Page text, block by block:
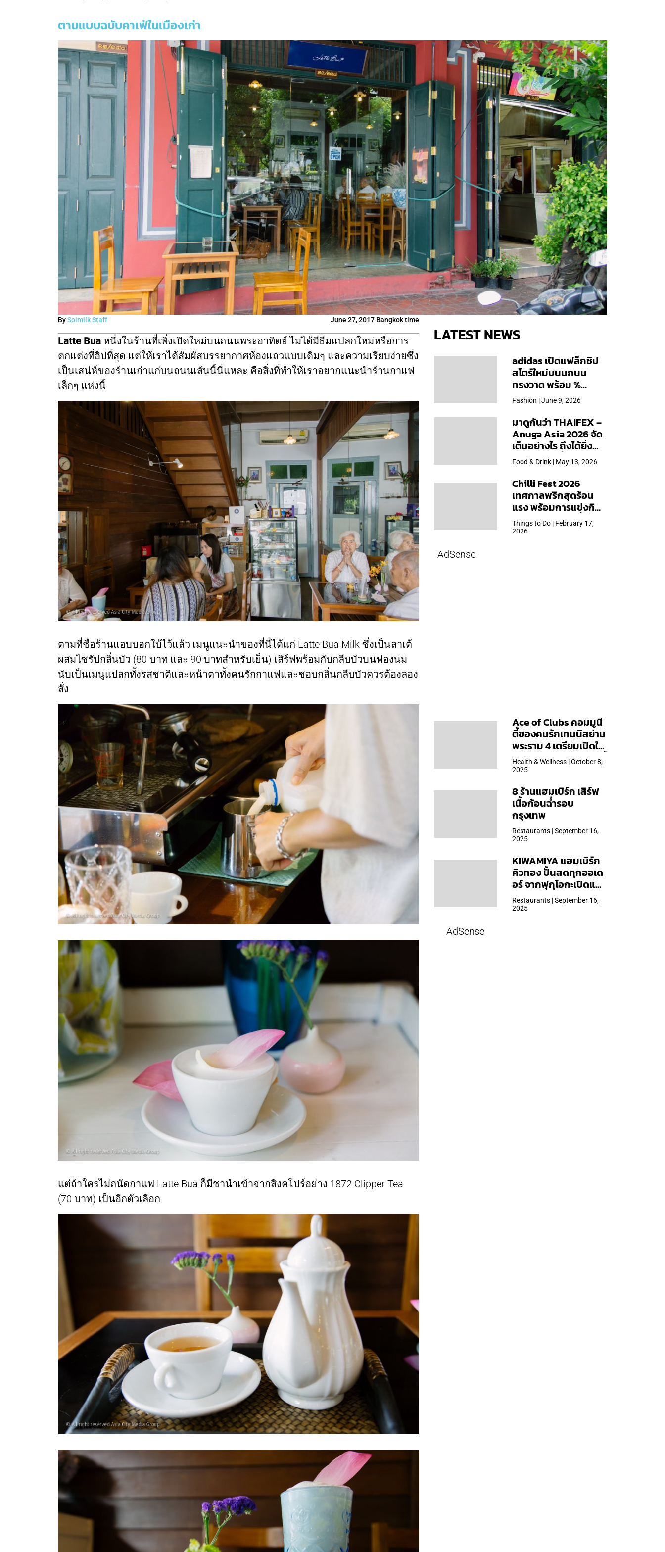
ตามแบบฉบับคาเฟ่ในเมืองเก่า
BySoimilk Staff June 27, 2017 Bangkok time
Latte Bua หนึ่งในร้านที่เพิ่งเปิดใหม่บนถนนพระอาทิตย์ ไม่ได้มีธีมแปลกใหม่หรือการ
ตกแต่งที่ฮิปที่สุด แต่ให้เราได้สัมผัสบรรยากาศห้องแถวแบบเดิมๆ และความเรียบง่ายซึ่ง
เป็นเสน่ห์ของร้านเก่าแก่บนถนนเส้นนี้นี่แหละ คือสิ่งที่ทำให้เราอยากแนะนำร้านกาแฟ
เล็กๆ แห่งนี้
ตามที่ชื่อร้านแอบบอกใบ้ไว้แล้ว เมนูแนะนำของที่นี่ได้แก่ Latte Bua Milk ซึ่งเป็นลาเต้
ผสมไซรัปกลิ่นบัว (80 บาท และ 90 บาทสำหรับเย็น) เสิร์ฟพร้อมกับกลีบบัวบนฟองนม
นับเป็นเมนูแปลกทั้งรสชาติและหน้าตาทั้งคนรักกาแฟและชอบกลิ่นกลีบบัวควรต้องลอง
สั่ง
แต่ถ้าใครไม่ถนัดกาแฟ Latte Bua ก็มีชานำเข้าจากสิงคโปร์อย่าง 1872 Clipper Tea
(70 บาท) เป็นอีกตัวเลือก
LATEST NEWS
adidas เปิดแฟล็กชิป
สโตร์ใหม่บนนถนน
ทรงวาด พร้อม %
Arabica และคอลเลก
ชันพิเศษเฉพาะสาขา
Fashion | June 9, 2026
มาดูกันว่า THAIFEX –
Anuga Asia 2026 จัด
เต็มอย่างไร ถึงได้ยิ่ง
ใหญ่สุดเท่าที่เคยจัดมา
Food & Drink | May 13, 2026
Chilli Fest 2026
เทศกาลพริกสุดร้อน
แรง พร้อมการแข่งกิน
พริก จัด 28 มี.ค.นี้ ที่โรง
แรมคิมป์ตัน มาลัยฯ
Things to Do | February 17,
2026
AdSense
Ace of Clubs คอมมูนี
ตี้ของคนรักเทนนิสย่าน
พระราม 4 เตรียมเปิดให้
บริการวันแรก 19 ต.ค. นี้
Health & Wellness | October 8,
2025
8 ร้านแฮมเบิร์ก เสิร์ฟ
เนื้อก้อนฉ่ำรอบ
กรุงเทพ
Restaurants | September 16,
2025
KIWAMIYA แฮมเบิร์ก
คิวทอง ปั้นสดทุกออเด
อร์ จากฟุกุโอกะเปิดแล้ว
ที่ Central Park
Restaurants | September 16,
2025
AdSense